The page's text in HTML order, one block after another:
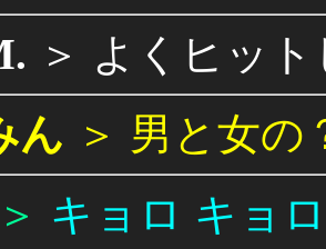
＞ よくヒッ
ん ＞ 男と女の
＞ キョロ キョ